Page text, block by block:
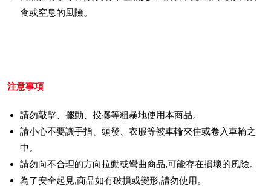
食或窒息的風險。
注意事項
請勿敲擊、擺動、投擲等粗暴地使用本商品。
請小心不要讓手指、頭發、衣服等被車輪夾住或卷入車輪之
中。
請勿向不合理的方向拉動或彎曲商品,可能存在損壞的風險。
為了安全起見,商品如有破損或變形,請勿使用。